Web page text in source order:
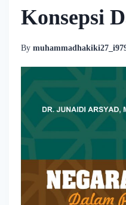
Konsepsi
By